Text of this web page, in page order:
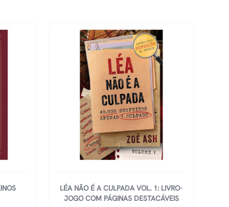
LÉA NÃO É A CULPADA VOL. 1: LIVRO-
JOGO COM PÁGINAS DESTACÁVEIS